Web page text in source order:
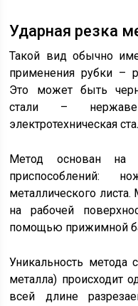
Ударная резка
Такой вид обычно
применения рубки –
Это может быть
стали –
электротехническая
Метод основан на
приспособлений:
металлического
на рабочей
помощью прижимной
Уникальность метода
металла) происходит
всей длине